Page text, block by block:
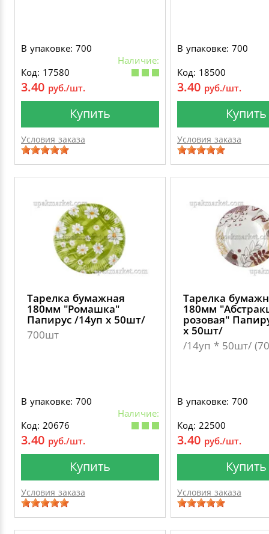
В упаковке: 700
Наличие:
Код: 17580
3.40 руб./шт.
Купить
Условия заказа
В упаковке: 700
Код: 18500
3.40 руб./шт.
Купить
Условия заказа
Тарелка бумажная
180мм "Ромашка"
Папирус /14уп х 50шт/
700шт
В упаковке: 700
Наличие:
Код: 20676
3.40 руб./шт.
Купить
Условия заказа
Тарелка
180мм
розовая"
х 50шт/
/14уп * 50шт/
В упаковке: 700
Код: 22500
3.40 руб./шт.
Купить
Условия заказа